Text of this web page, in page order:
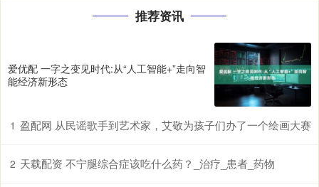
推荐资讯
爱优配 一字之变见时代:从“人工智能+”走向智
能经济新形态
1 盈配网 从民谣歌手到艺术家，艾敬为孩子们办了一个绘画大赛
2 天载配资 不宁腿综合症该吃什么药？_治疗_患者_药物